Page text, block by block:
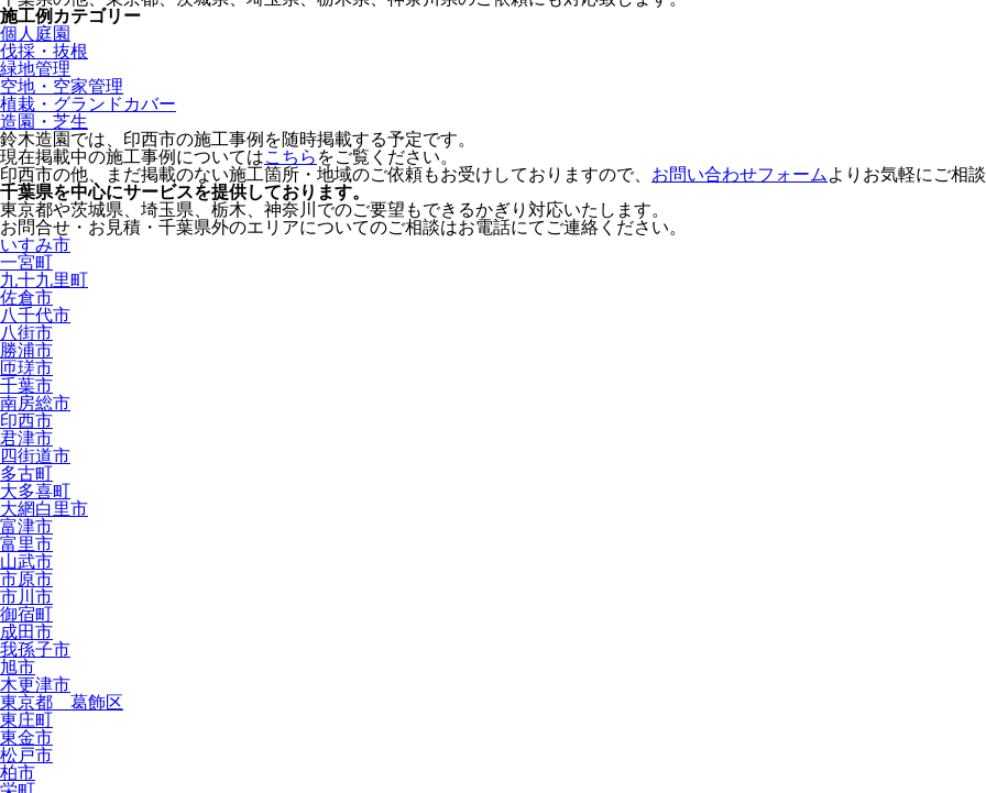
施工例カテゴリー
個人庭園
伐採・抜根
緑地管理
空地・空家管理
植栽・グランドカバー
造園・芝生
鈴木造園では、印西市の施工事例を随時掲載する予定です。
現在掲載中の施工事例についてはこちら をご覧ください。
印西市の他、まだ掲載のない施工箇所・地域のご依頼もお受けしておりますので、 お問い合わせフォーム よりお気軽にご相
千葉県を中心にサービスを提供しております。
東京都や茨城県 埼玉県 栃木 神奈川 でのご要望もできるかぎり対応いたします。
お問合せ・お見積・千葉県外のエリアについてのご相談はお電話にてご連絡ください。
いすみ市
一宮町
九十九里町
佐倉市
八千代市
八街市
勝浦市
匝瑳市
千葉市
南房総市
印西市
君津市
四街道市
多古町
大多喜町
大網白里市
富津市
富里市
山武市
市原市
市川市
御宿町
成田市
我孫子市
旭市
木更津市
東京都 葛飾区
東庄町
東金市
松戸市
柏市